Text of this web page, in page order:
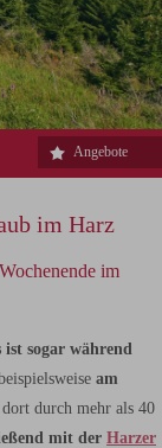
Angebote
im Harz
im
ist sogar während
am
durch mehr als 40
mit der Harzer